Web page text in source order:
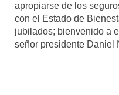
apropiarse de los
con el Estado de
jubilados; bienvenido a
señor presidente Daniel